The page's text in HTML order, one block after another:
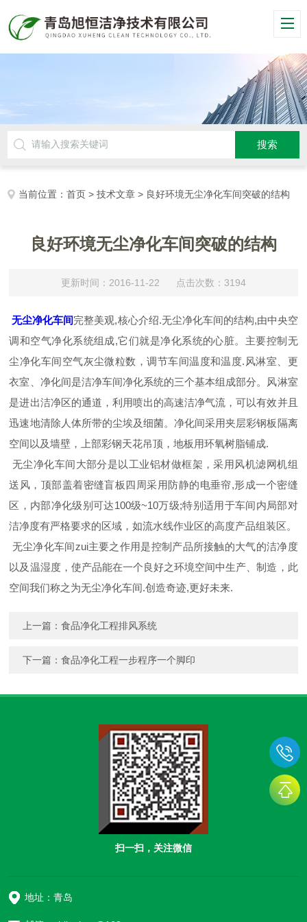
当前位置：首页 >技术文章 > 良好环境无尘净化车间突破的结构
良好环境无尘净化车间突破的结构
更新时间：2016-11-22 点击次数：3194
无尘净化车间完整美观,核心介绍.无尘净化车间的结构,由中央空
调和空气净化系统组成,它们就是净化系统的心脏。主要控制无
尘净化车间空气灰尘微粒数，调节车间温度和温度.风淋室、更
衣室、净化间是洁净车间净化系统的三个基本组成部分。风淋室
是进出洁净区的通道，利用喷出的高速洁净气流，可以有效并且
迅速地清除人体所带的尘埃及细菌。净化间采用夹层彩钢板隔离
空间以及墙壁，上部彩钢天花吊顶，地板用环氧树脂铺成.
无尘净化车间大部分是以工业铝材做框架，采用风机滤网机组
送风，顶部盖着密缝盲板四周采用防静的电垂帘,形成一个密缝
区，内部净化级别可达100级~10万级;特别适用于车间内局部对
洁净度有严格要求的区域，如流水线作业区的高度产品组装区。
无尘净化车间zui主要之作用是控制产品所接触的大气的洁净度
以及温湿度，使产品能在一个良好之环境空间中生产、制造，此
空间我们称之为无尘净化车间.创造奇迹,更好未来.
上一篇：食品净化工程排风系统
下一篇：食品净化工程一步程序一个脚印
扫一扫，关注微信
地址：青岛